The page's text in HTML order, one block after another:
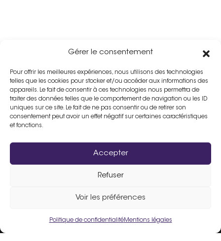
Gérer le consentement
Pour offrir les meilleures expériences, nous utilisons des technologies
telles que les cookies pour stocker et/ou accéder aux informations des
appareils. Le fait de consentir à ces technologies nous permettra de
traiter des données telles que le comportement de navigation ou les ID
uniques sur ce site. Le fait de ne pas consentir ou de retirer son
consentement peut avoir un effet négatif sur certaines caractéristiques
et fonctions.
Accepter
Refuser
Voir les préférences
Politique de confidentialitéMentions légales
Un site fièrement propulsé parFlers Agglo.